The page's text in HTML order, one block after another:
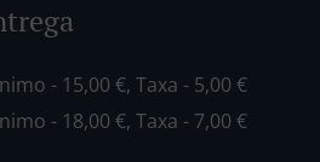
- 15,00 €, Taxa - 5,00 €
- 18,00 €, Taxa - 7,00 €